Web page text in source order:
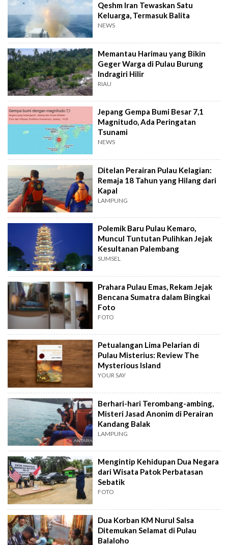
Qeshm Iran Tewaskan Satu
Keluarga, Termasuk Balita
NEWS
Memantau Harimau yang Bikin
Geger Warga di Pulau Burung
Indragiri Hilir
RIAU
Jepang Gempa Bumi Besar 7,1
Magnitudo, Ada Peringatan
Tsunami
NEWS
Ditelan Perairan Pulau Kelagian:
Remaja 18 Tahun yang Hilang dari
Kapal
LAMPUNG
Polemik Baru Pulau Kemaro,
Muncul Tuntutan Pulihkan Jejak
Kesultanan Palembang
SUMSEL
Prahara Pulau Emas, Rekam Jejak
Bencana Sumatra dalam Bingkai
Foto
FOTO
Petualangan Lima Pelarian di
Pulau Misterius: Review The
Mysterious Island
YOUR SAY
Berhari-hari Terombang-ambing,
Misteri Jasad Anonim di Perairan
Kandang Balak
LAMPUNG
Mengintip Kehidupan Dua Negara
dari Wisata Patok Perbatasan
Sebatik
FOTO
Dua Korban KM Nurul Salsa
Ditemukan Selamat di Pulau
Balaloho